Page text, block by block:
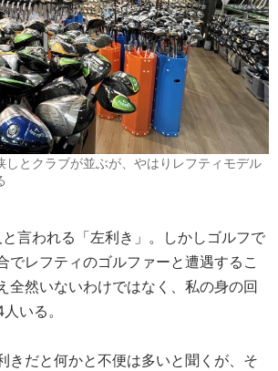
しとクラブが並ぶが、やはりレフティモデル
言われる「左利き」。しかしゴルフで
でレフティのゴルファーと遭遇するこ
全然いないわけではなく、私の身の回
いる。
きだと何かと不便は多いと聞くが、そ